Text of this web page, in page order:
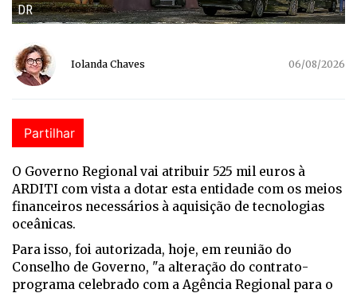
DR
Iolanda Chaves 06/08/2026
Partilhar
O Governo Regional vai atribuir 525 mil euros à
ARDITI com vista a dotar esta entidade com os meios
financeiros necessários à aquisição de tecnologias
oceânicas.
Para isso, foi autorizada, hoje, em reunião do
Conselho de Governo, "a alteração do contrato-
programa celebrado com a Agência Regional para o